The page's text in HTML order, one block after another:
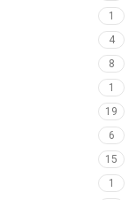
1
4
8
1
19
6
15
1